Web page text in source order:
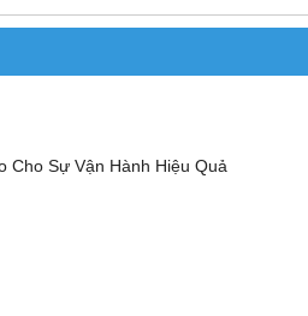
Cho Sự Vận Hành Hiệu Quả